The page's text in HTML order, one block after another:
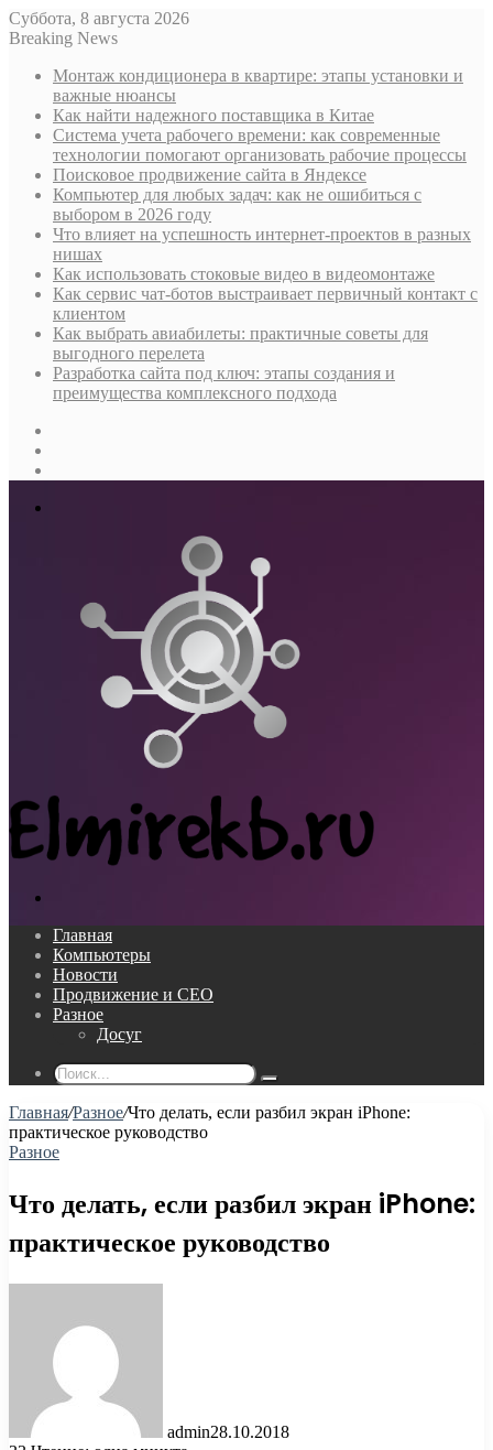
Суббота, 8 августа 2026
Breaking News
Монтаж кондиционера в квартире: этапы установки и
важные нюансы
Как найти надежного поставщика в Китае
Система учета рабочего времени: как современные
технологии помогают организовать рабочие процессы
Поисковое продвижение сайта в Яндексе
Компьютер для любых задач: как не ошибиться с
выбором в 2026 году
Что влияет на успешность интернет-проектов в разных
нишах
Как использовать стоковые видео в видеомонтаже
Как сервис чат-ботов выстраивает первичный контакт с
клиентом
Как выбрать авиабилеты: практичные советы для
выгодного перелета
Разработка сайта под ключ: этапы создания и
преимущества комплексного подхода
Главная
Компьютеры
Новости
Продвижение и СЕО
Разное
Досуг
Поиск...
Главная/Разное/Что делать, если разбил экран iPhone:
практическое руководство
Разное
Что делать, если разбил экран iPhone:
практическое руководство
admin28.10.2018